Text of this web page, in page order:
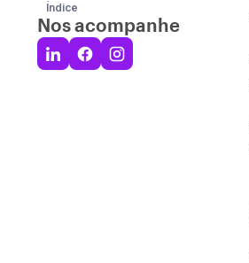
Índice
Nos acompanhe